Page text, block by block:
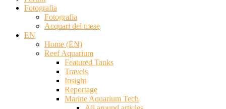
Fotografia
Fotografia
Acquari del mese
EN
Home (EN)
Reef Aquarium
Featured Tanks
Travels
Insight
Reportage
Marine Aquarium Tech